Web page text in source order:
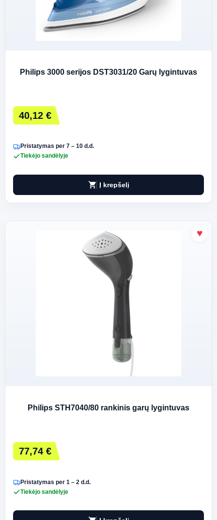
Philips 3000 serijos DST3031/20 Garų lygintuvas
40,12 €
Pristatymas per 7 – 10 d.d.
Tiekėjo sandėlyje
shopping_cart Į krepšelį
Philips STH7040/80 rankinis garų lygintuvas
77,74 €
Pristatymas per 1 – 2 d.d.
Tiekėjo sandėlyje